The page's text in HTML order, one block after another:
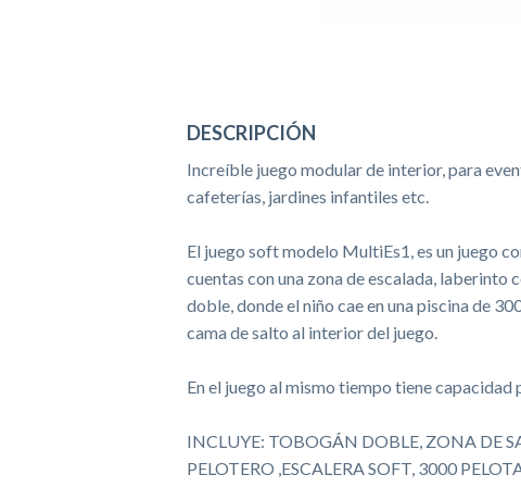
DESCRIPCIÓN
​Increíble juego modular de interior, para
cafeterías, jardines infantiles etc.
El juego soft modelo MultiEs1, es un juego
cuentas con una zona de escalada, laberinto
doble, donde el niño cae en una piscina de
cama de salto al interior del juego.
En el juego al mismo tiempo tiene capacidad
INCLUYE: TOBOGÁN DOBLE, ZONA DE
PELOTERO ,ESCALERA SOFT, 3000